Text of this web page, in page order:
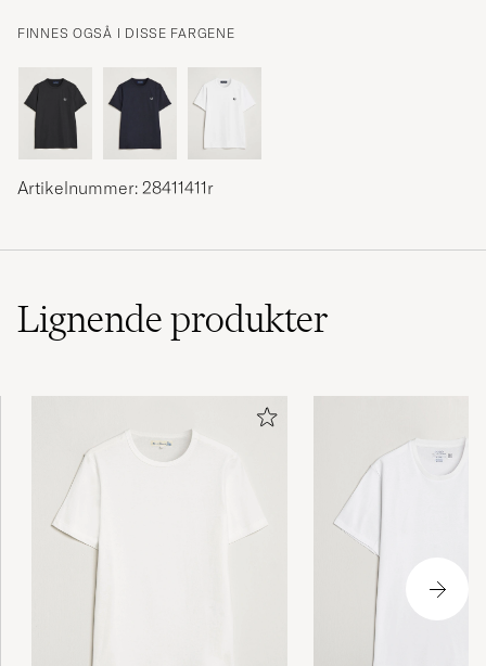
FINNES OGSÅ I DISSE FARGENE
Artikelnummer: 28411411r
Lignendeprodukter